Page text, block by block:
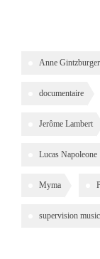
Anne Gintzburger
documentaire
Jerôme Lambert
Lucas Napoleone
Myma
supervision